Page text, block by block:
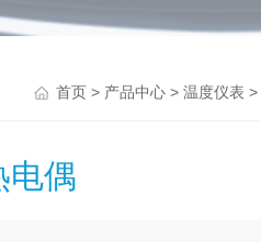
首页> 产品中心> 温度仪表 >
电偶